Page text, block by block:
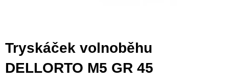
Tryskáček volnoběhu
DELLORTO M5 GR 45